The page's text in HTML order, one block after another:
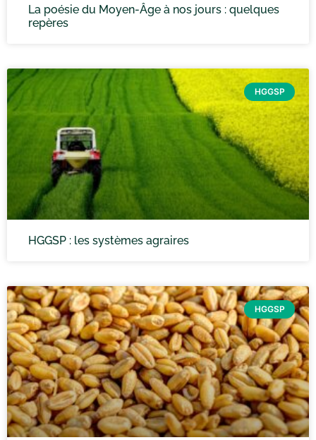
La poésie du Moyen-Âge à nos jours : quelques
repères
HGGSP
HGGSP : les systèmes agraires
HGGSP